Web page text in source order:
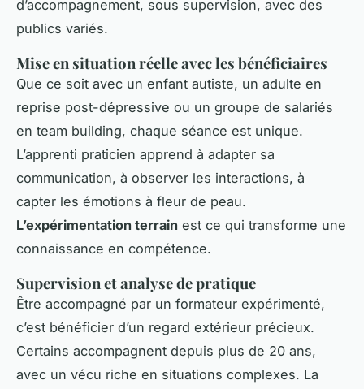
d’accompagnement, sous supervision, avec des
publics variés.
Mise en situation réelle avec les bénéficiaires
Que ce soit avec un enfant autiste, un adulte en
reprise post-dépressive ou un groupe de salariés
en team building, chaque séance est unique.
L’apprenti praticien apprend à adapter sa
communication, à observer les interactions, à
capter les émotions à fleur de peau.
L’expérimentation terrain est ce qui transforme une
connaissance en compétence.
Supervision et analyse de pratique
Être accompagné par un formateur expérimenté,
c’est bénéficier d’un regard extérieur précieux.
Certains accompagnent depuis plus de 20 ans,
avec un vécu riche en situations complexes. La